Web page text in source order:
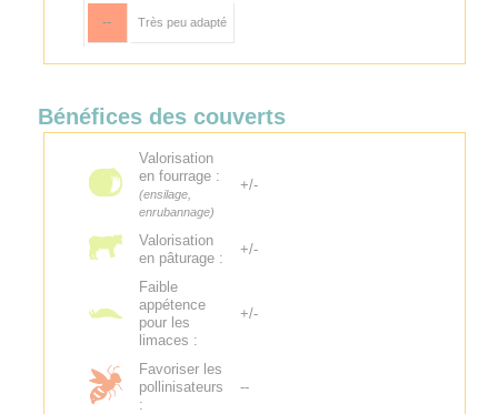
-- Très peu adapté
Bénéfices des couverts
Valorisation
en fourrage :
(ensilage,
enrubannage)
+/-
Valorisation
en pâturage :
+/-
Faible
appétence
pour les
limaces :
+/-
Favoriser les
pollinisateurs
:
--